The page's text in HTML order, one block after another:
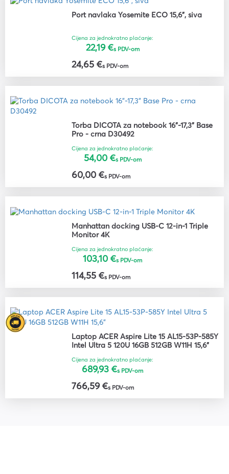
Port navlaka Yosemite ECO 15,6", siva
Cijena za jednokratno plaćanje:
22,19 €s PDV-om
24,65 €s PDV-om
Torba DICOTA za notebook 16"-17,3" Base
Pro - crna D30492
Cijena za jednokratno plaćanje:
54,00 €s PDV-om
60,00 €s PDV-om
Manhattan docking USB-C 12-in-1 Triple
Monitor 4K
Cijena za jednokratno plaćanje:
103,10 €s PDV-om
114,55 €s PDV-om
Laptop ACER Aspire Lite 15 AL15-53P-585Y
Intel Ultra 5 120U 16GB 512GB W11H 15,6"
Cijena za jednokratno plaćanje:
689,93 €s PDV-om
766,59 €s PDV-om